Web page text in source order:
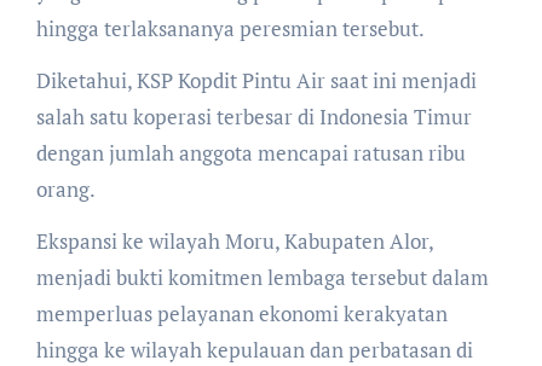
hingga terlaksananya peresmian tersebut.
Diketahui, KSP Kopdit Pintu Air saat ini menjadi
salah satu koperasi terbesar di Indonesia Timur
dengan jumlah anggota mencapai ratusan ribu
orang.
Ekspansi ke wilayah Moru, Kabupaten Alor,
menjadi bukti komitmen lembaga tersebut dalam
memperluas pelayanan ekonomi kerakyatan
hingga ke wilayah kepulauan dan perbatasan di